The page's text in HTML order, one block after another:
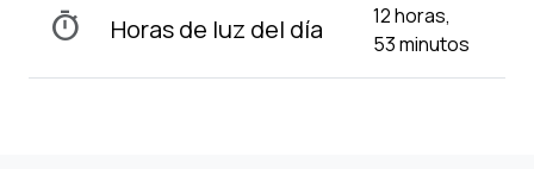
timer Horas de luz del día
12 horas,
53 minutos